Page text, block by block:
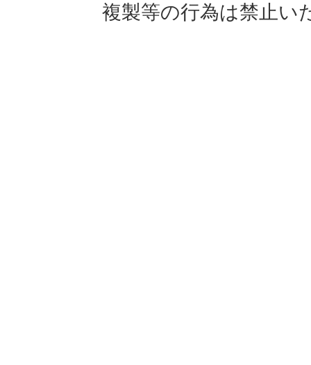
複製等の行為は禁止い